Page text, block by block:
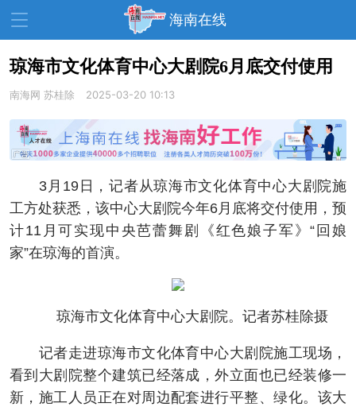
海南在线
资讯中心 热点 旅游
文体 财经
教育 健康 房产
家装 交通 美食
生活 演出 活动
展会 走读海南
琼海市文化体育中心大剧院6月底交付使用
南海网 苏桂除 2025-03-20 10:13
3月19日，记者从琼海市文化体育中心大剧院施
工方处获悉，该中心大剧院今年6月底将交付使用，预
计11月可实现中央芭蕾舞剧《红色娘子军》“回娘
家”在琼海的首演。
琼海市文化体育中心大剧院。记者苏桂除摄
记者走进琼海市文化体育中心大剧院施工现场，
看到大剧院整个建筑已经落成，外立面也已经装修一
新，施工人员正在对周边配套进行平整、绿化。该大